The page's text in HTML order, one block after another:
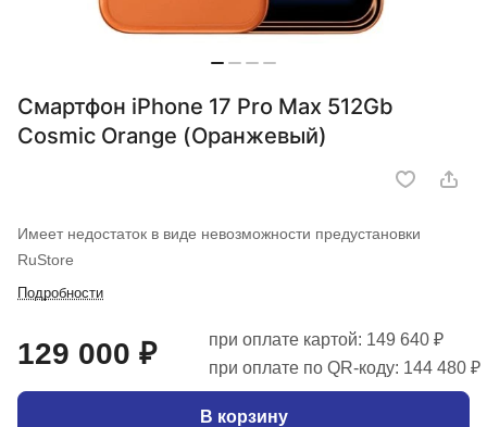
Смартфон iPhone 17 Pro Max 512Gb
Cosmic Orange (Оранжевый)
Имеет недостаток в виде невозможности предустановки
RuStore
Подробности
129 000 ₽
при оплате картой: 149 640 ₽
при оплате по QR-коду: 144 480 ₽
В корзину